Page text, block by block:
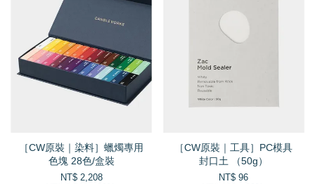
［CW原裝｜染料］蠟燭專用
色塊 28色/盒裝
NT$ 2,208
［CW原裝｜工具］PC模具
封口土 （50g）
NT$ 96